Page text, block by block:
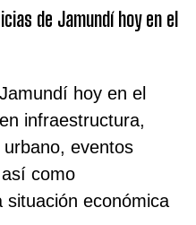
de Jamundí hoy en el
hoy en el
infraestructura,
eventos
como
situación económica